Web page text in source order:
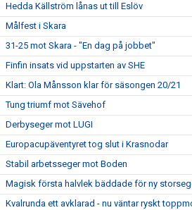
Hedda Källström lånas ut till Eslöv
Målfest i Skara
31-25 mot Skara - "En dag på jobbet"
Finfin insats vid uppstarten av SHE
Klart: Ola Månsson klar för säsongen 20/21
Tung triumf mot Sävehof
Derbyseger mot LUGI
Europacupäventyret tog slut i Krasnodar
Stabil arbetsseger mot Boden
Magisk första halvlek bäddade för ny
Kvalrunda ett avklarad - nu väntar ryskt